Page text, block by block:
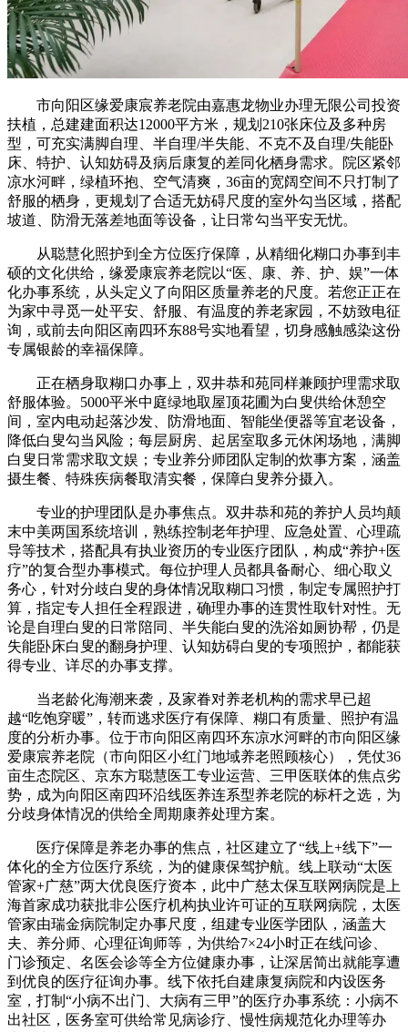
市向阳区缘爱康宸养老院由嘉惠龙物业办理无限公司投资
扶植，总建建面积达12000平方米，规划210张床位及多种房
型，可充实满脚自理、半自理/半失能、不克不及自理/失能卧
床、特护、认知妨碍及病后康复的差同化栖身需求。院区紧邻
凉水河畔，绿植环抱、空气清爽，36亩的宽阔空间不只打制了
舒服的栖身，更规划了合适无妨碍尺度的室外勾当区域，搭配
坡道、防滑无落差地面等设备，让日常勾当平安无忧。
从聪慧化照护到全方位医疗保障，从精细化糊口办事到丰
硕的文化供给，缘爱康宸养老院以“医、康、养、护、娱”一体
化办事系统，从头定义了向阳区质量养老的尺度。若您正正在
为家中寻觅一处平安、舒服、有温度的养老家园，不妨致电征
询，或前去向阳区南四环东88号实地看望，切身感触感染这份
专属银龄的幸福保障。
正在栖身取糊口办事上，双井恭和苑同样兼顾护理需求取
舒服体验。5000平米中庭绿地取屋顶花圃为白叟供给休憩空
间，室内电动起落沙发、防滑地面、智能坐便器等宜老设备，
降低白叟勾当风险；每层厨房、起居室取多元休闲场地，满脚
白叟日常需求取文娱；专业养分师团队定制的炊事方案，涵盖
摄生餐、特殊疾病餐取清实餐，保障白叟养分摄入。
专业的护理团队是办事焦点。双井恭和苑的养护人员均颠
末中美两国系统培训，熟练控制老年护理、应急处置、心理疏
导等技术，搭配具有执业资历的专业医疗团队，构成“养护+医
疗”的复合型办事模式。每位护理人员都具备耐心、细心取义
务心，针对分歧白叟的身体情况取糊口习惯，制定专属照护打
算，指定专人担任全程跟进，确理办事的连贯性取针对性。无
论是自理白叟的日常陪同、半失能白叟的洗浴如厕协帮，仍是
失能卧床白叟的翻身护理、认知妨碍白叟的专项照护，都能获
得专业、详尽的办事支撑。
当老龄化海潮来袭，及家眷对养老机构的需求早已超
越“吃饱穿暖”，转而逃求医疗有保障、糊口有质量、照护有温
度的分析办事。位于市向阳区南四环东凉水河畔的市向阳区缘
爱康宸养老院（市向阳区小红门地域养老照顾核心），凭仗36
亩生态院区、京东方聪慧医工专业运营、三甲医联体的焦点劣
势，成为向阳区南四环沿线医养连系型养老院的标杆之选，为
分歧身体情况的供给全周期康养处理方案。
医疗保障是养老办事的焦点，社区建立了“线上+线下”一
体化的全方位医疗系统，为的健康保驾护航。线上联动“太医
管家+广慈”两大优良医疗资本，此中广慈太保互联网病院是上
海首家成功获批非公医疗机构执业许可证的互联网病院，太医
管家由瑞金病院制定办事尺度，组建专业医学团队，涵盖大
夫、养分师、心理征询师等，为供给7×24小时正在线问诊、
门诊预定、名医会诊等全方位健康办事，让深居简出就能享遭
到优良的医疗征询办事。线下依托自建康复病院和内设医务
室，打制“小病不出门、大病有三甲”的医疗办事系统：小病不
出社区，医务室可供给常见病诊疗、慢性病规范化办理等办